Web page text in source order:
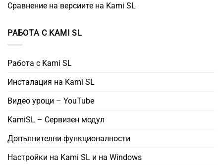
Сравнение на версиите на Kami SL
РАБОТА С KAMI SL
Работа с Kami SL
Инсталация на Kami SL
Видео уроци – YouTube
KamiSL – Сервизен модул
Допълнителни функционалности
Настройки на Kami SL и на Windows